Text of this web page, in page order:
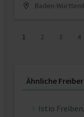
Baden-
1 2 3 4
Ähnliche
Istio